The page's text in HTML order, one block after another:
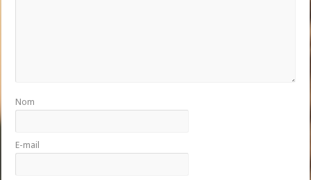
Nom
E-mail